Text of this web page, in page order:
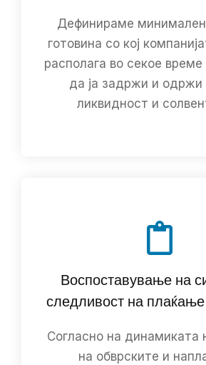
Дефинираме минимален
готовина со кој
располага во секое
да ја задржи и одржи
ликвидност и
Воспоставување на
следливост на
Согласно на динамиката
на обврските и